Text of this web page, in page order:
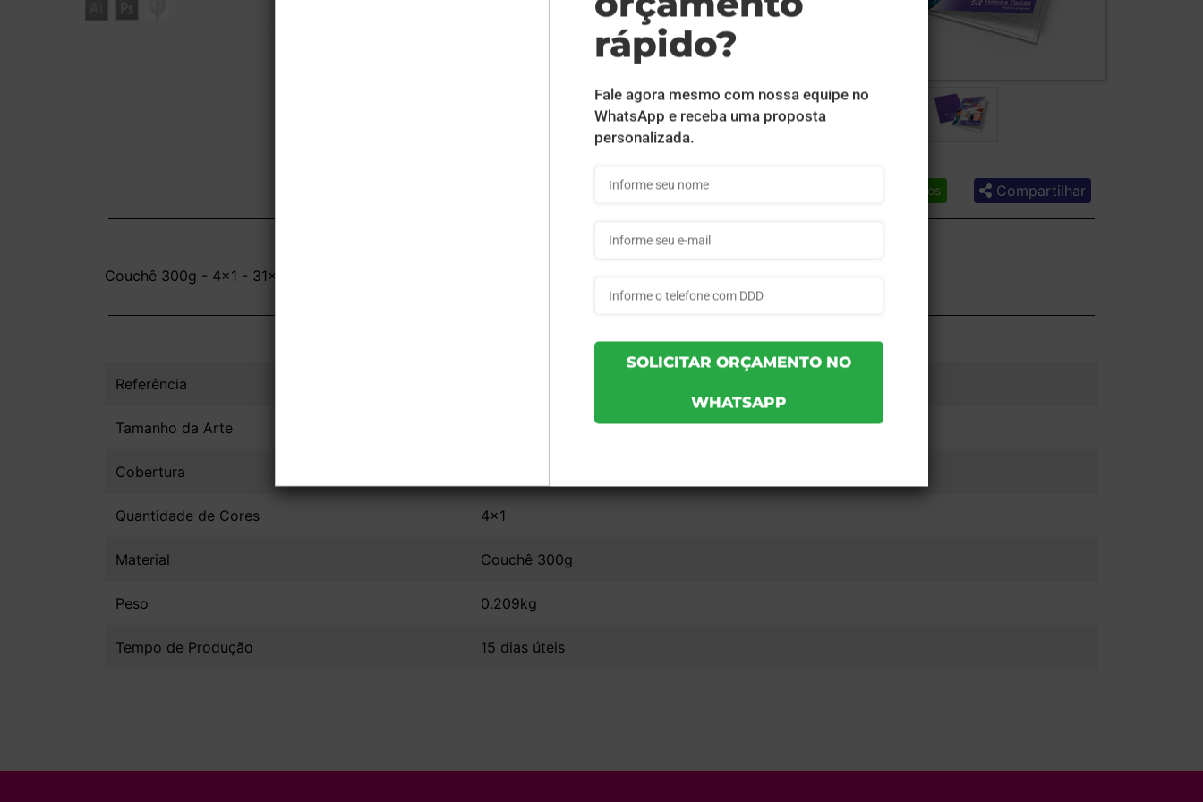
Lista de desejos Compartilhar
Couchê 300g - 4x1 - 31x45 cm - UV Total Frente - 5 unid
Referência
Tamanho da Arte
Cobertura
Quantidade de Cores 4x1
Material Couchê 300g
Peso 0.209kg
Tempo de Produção 15 dias úteis